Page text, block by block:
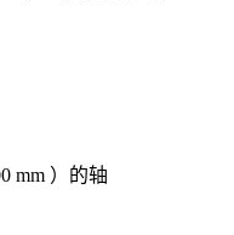
mm ）的轴